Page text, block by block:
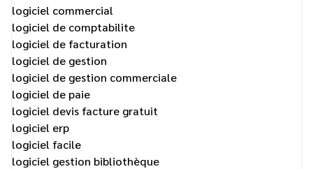
logiciel commercial
logiciel de comptabilite
logiciel de facturation
logiciel de gestion
logiciel de gestion commerciale
logiciel de paie
logiciel devis facture gratuit
logiciel erp
logiciel facile
logiciel gestion bibliothèque